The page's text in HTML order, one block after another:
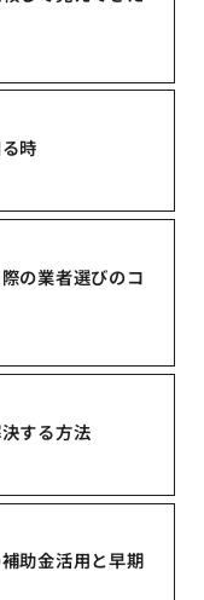
時
の業者選びのコ
する方法
助金活用と早期